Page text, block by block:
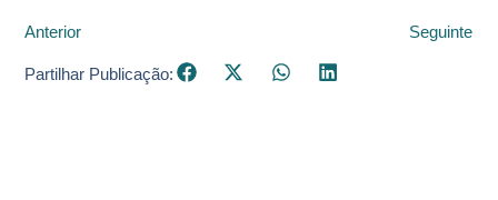
Anterior Seguinte
Partilhar Publicação: